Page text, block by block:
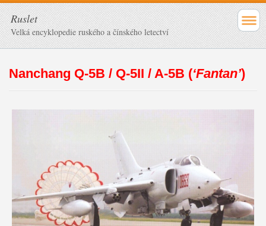
Ruslet
Velká encyklopedie ruského a čínského letectví
Nanchang Q-5B / Q-5II / A-5B (‘Fantan’)